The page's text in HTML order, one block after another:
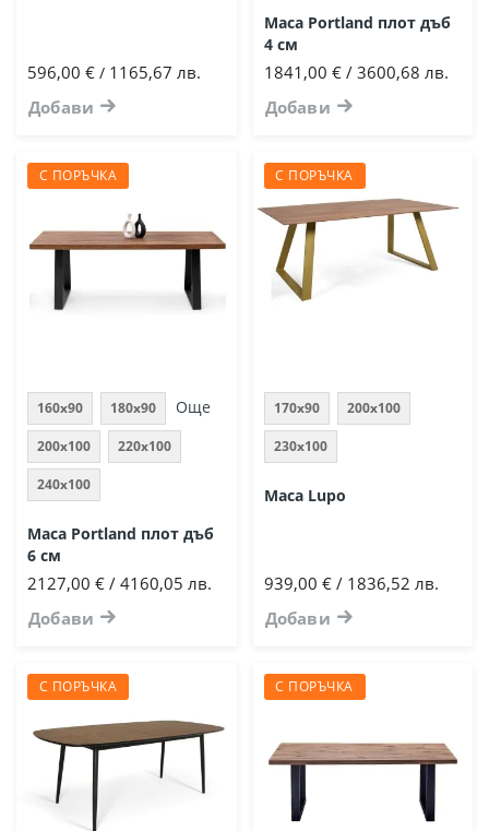
596,00 € / 1165,67 лв.
Добави
Маса Portland плот дъб
4 см
1841,00 € / 3600,68 лв.
Добави
С ПОРЪЧКА
160x90 180x90
200x100 220x100
240x100
Още
Маса Portland плот дъб
6 см
2127,00 € / 4160,05 лв.
Добави
С ПОРЪЧКА
170x90 200x100
230x100
Маса Lupo
939,00 € / 1836,52 лв.
Добави
С ПОРЪЧКА С ПОРЪЧКА